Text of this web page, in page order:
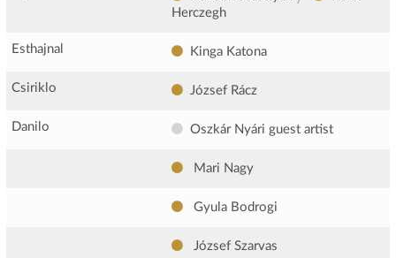
Herczegh
Esthajnal Kinga Katona
Csiriklo József Rácz
Danilo Oszkár Nyári guest artist
Mari Nagy
Gyula Bodrogi
József Szarvas